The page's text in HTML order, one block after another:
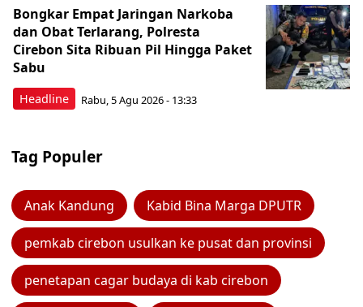
Headline
Bongkar Empat Jaringan Narkoba
dan Obat Terlarang, Polresta
Cirebon Sita Ribuan Pil Hingga Paket
Sabu
Rabu, 5 Agu 2026 - 13:33
Tag Populer
Anak Kandung Kabid Bina Marga DPUTR
pemkab cirebon usulkan ke pusat dan provinsi
penetapan cagar budaya di kab cirebon